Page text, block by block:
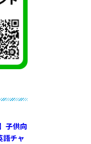
子供向
語チャ